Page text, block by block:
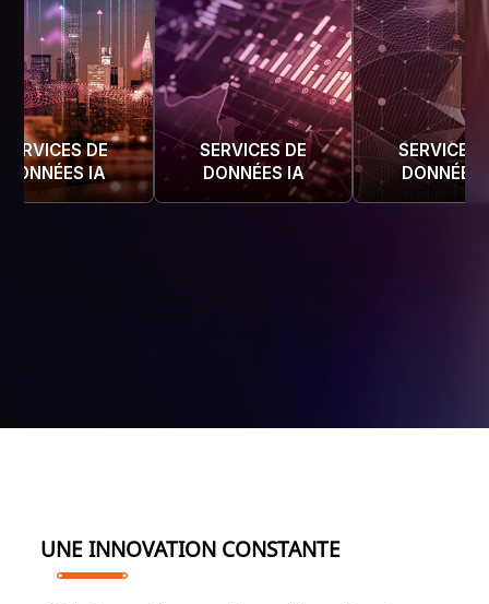
DE
IA
SERVICES DE
DONNÉES IA
SERVICES DE
DONNÉES IA
UNE INNOVATION CONSTANTE